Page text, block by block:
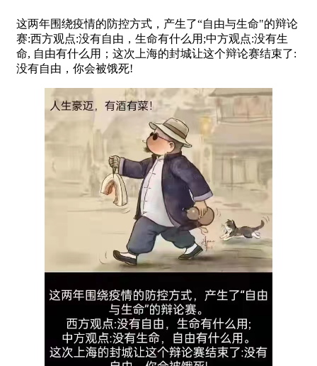
这两年围绕疫情的防控方式，产生了“自由与生命"的辩论
赛:西方观点:没有自由，生命有什么用;中方观点:没有生
命, 自由有什么用；这次上海的封城让这个辩论赛结束了:
没有自由，你会被饿死!